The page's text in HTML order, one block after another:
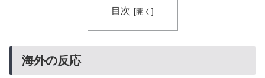
目次
海外の反応